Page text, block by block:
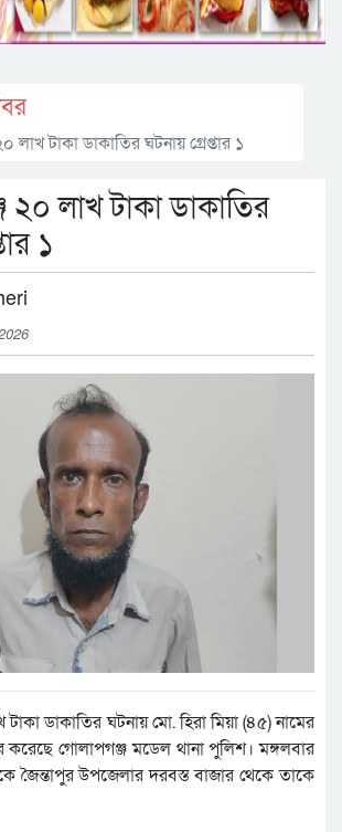
লাখ টাকা ডাকাতির ঘটনায় গ্রেপ্তার ১
২০ লাখ টাকা ডাকাতির
১
ডাকাতির ঘটনায় মো. হিরা মিয়া (৪৫) নামের
করেছে গোলাপগঞ্জ মডেল থানা পুলিশ। মঙ্গলবার
জৈন্তাপুর উপজেলার দরবস্ত বাজার থেকে তাকে